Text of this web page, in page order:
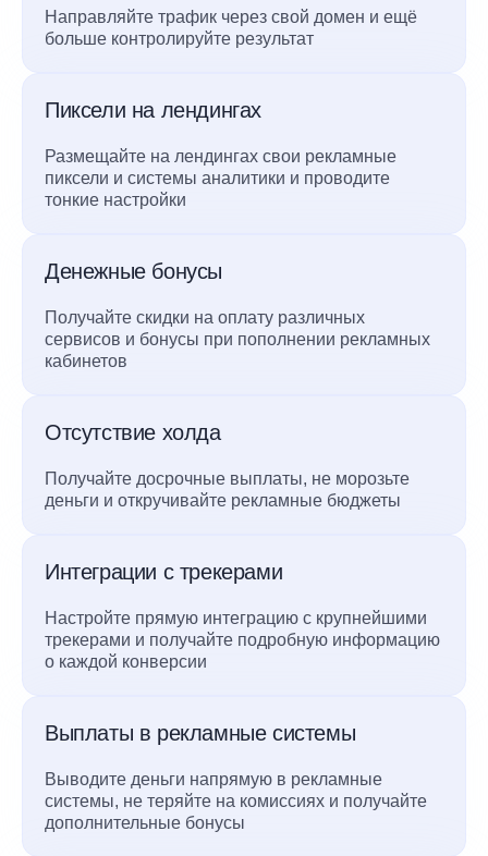
Направляйте трафик через свой домен и ещё
больше контролируйте результат
Пиксели на лендингах
Размещайте на лендингах свои рекламные
пиксели и системы аналитики и проводите
тонкие настройки
Денежные бонусы
Получайте скидки на оплату различных
сервисов и бонусы при пополнении рекламных
кабинетов
Отсутствие холда
Получайте досрочные выплаты, не морозьте
деньги и откручивайте рекламные бюджеты
Интеграции с трекерами
Настройте прямую интеграцию с крупнейшими
трекерами и получайте подробную информацию
о каждой конверсии
Выплаты в рекламные системы
Выводите деньги напрямую в рекламные
системы, не теряйте на комиссиях и получайте
дополнительные бонусы